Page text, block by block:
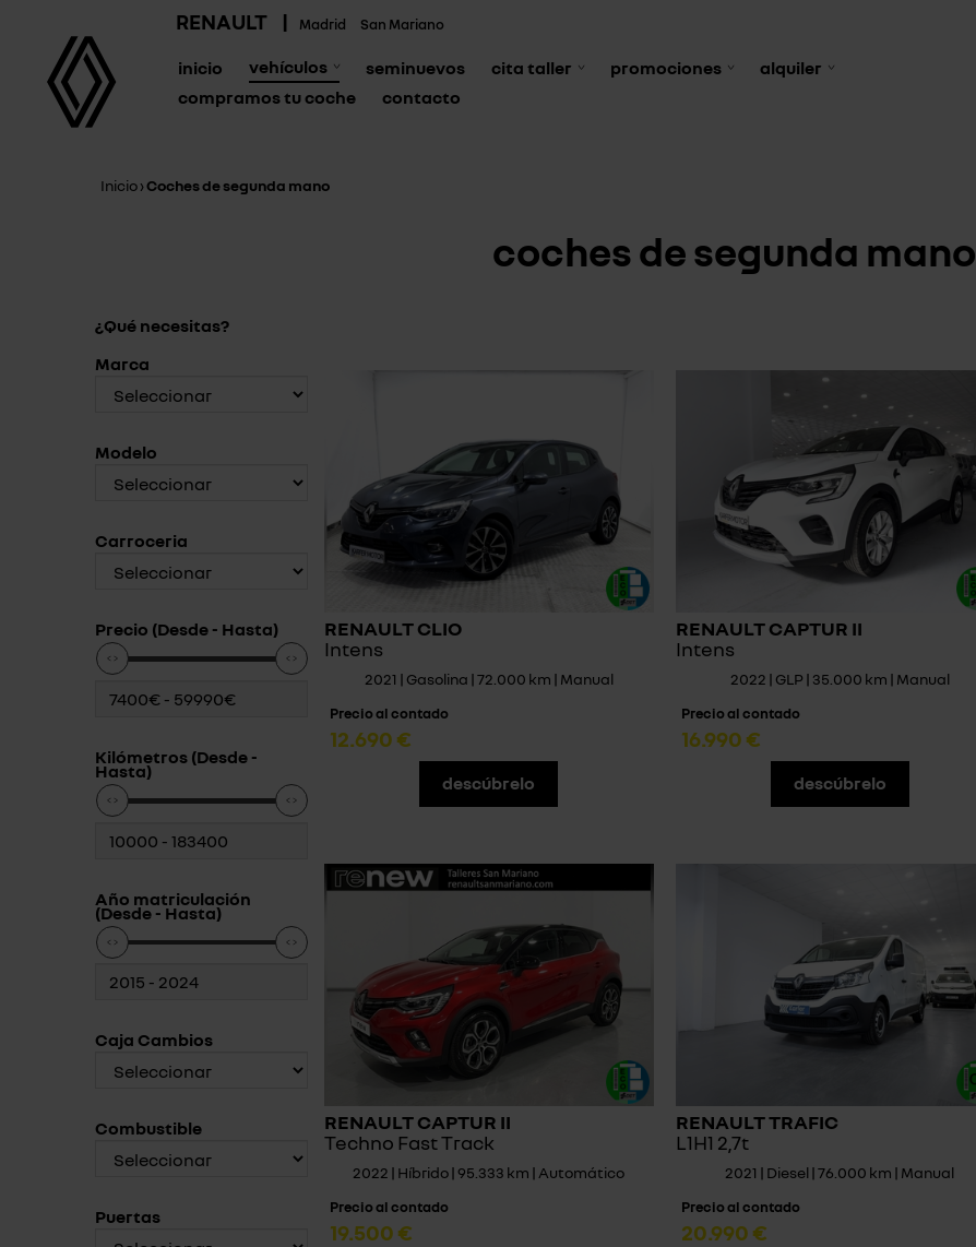
RENAULT | Madrid San Mariano
inicio vehículos seminuevos cita taller promociones
alquiler
compramos tu coche
contacto
Inicio›Coches de segunda mano
coches de segunda mano
¿Qué necesitas?
Marca
Modelo
Carroceria
Precio (Desde - Hasta)
Kilómetros (Desde -
Hasta)
Año matriculación
(Desde - Hasta)
Caja Cambios
Combustible
Puertas
RENAULT CLIO
Intens
2021 | Gasolina | 72.000 km | Manual
Precio al contado
12.690 €
descúbrelo
RENAULT CAPTUR II
Intens
2022 | GLP | 35.000 km | Manual
Precio al contado
16.990 €
descúbrelo
RENAULT CAPTUR II
Techno Fast Track
2022 | Híbrido | 95.333 km | Automático
Precio al contado
19.500 €
RENAULT TRAFIC
L1H1 2,7t
2021 | Diesel | 76.000 km | Manual
Precio al contado
20.990 €